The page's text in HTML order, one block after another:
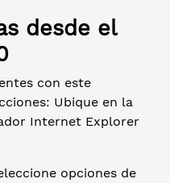
desde el
con este
Ubique en la
Internet Explorer
opciones de